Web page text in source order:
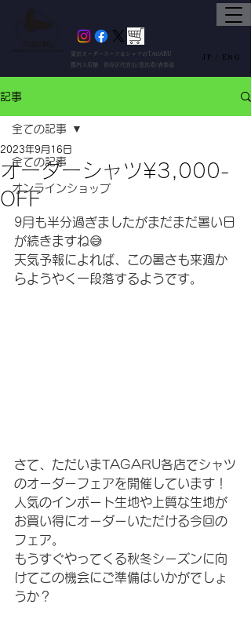
東京オーダースーツ＆シャツのTAGARU
都内３店舗 渋谷区代官山/恵比寿/表参道
ENG
JP /
記事
全ての記事
オンラインショップ
全ての記事
オーダーシャツ¥3,000-
OFF
2023年9月16日
9月も半分過ぎましたがまだまだ暑い日
が続きますね😅
天気予報によれば、この暑さも来週か
らようやく一段落するようです。
さて、ただいまTAGARU各店でシャツ
のオーダーフェアを開催しています！
人気のインポート生地や上質な生地が
お買い得にオーダーいただける今回の
フェア。
もうすぐやってくる秋冬シーズンに向
けてこの機会にご準備はいかがでしょ
うか？